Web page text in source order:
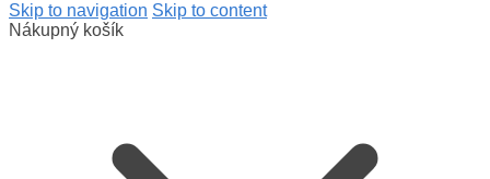
Skip to navigation Skip to content
Nákupný košík